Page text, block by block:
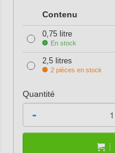
Contenu
0,75 litre
En stock
2,5 litres
2 pièces en stock
Quantité
-